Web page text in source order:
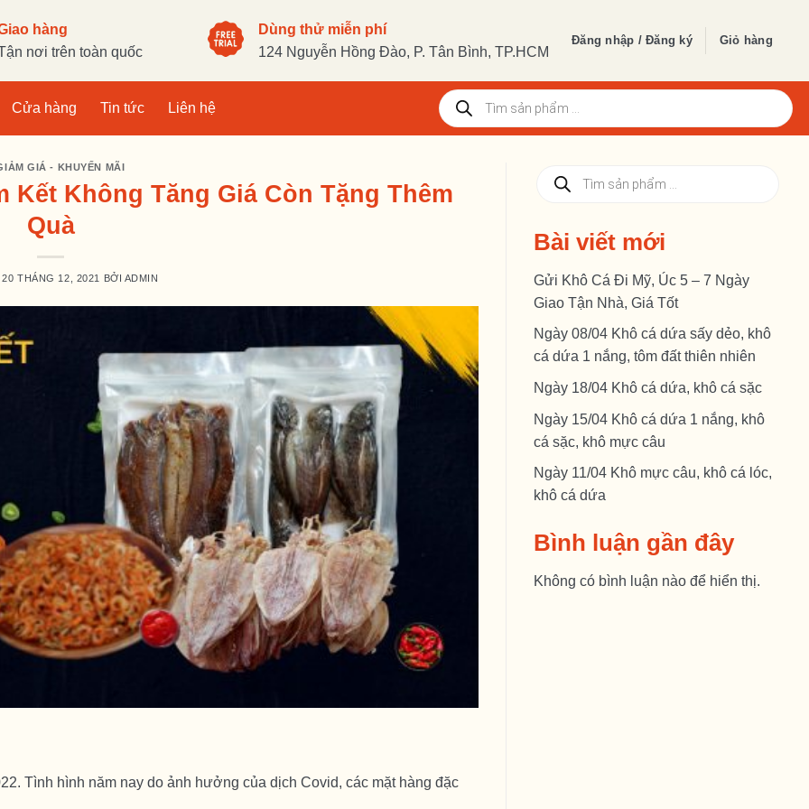
hàng
nơi trên toàn quốc
Dùng thử miễn phí
124 Nguyễn Hồng Đào, P. Tân Bình, TP.HCM
Đăng nhập / Đăng ký Giỏ hàng
Cửa hàng Tin tức Liên hệ
Tìm
kiếm
sản
phẩm
GIÁ - KHUYẾN MÃI
Kết Không Tăng Giá Còn Tặng Thêm
Quà
20 THÁNG 12, 2021 BỞI ADMIN
Tình hình năm nay do ảnh hưởng của dịch Covid, các mặt hàng đặc
kiếm
Bài viết mới
Gửi Khô Cá Đi Mỹ, Úc 5 – 7 Ngày
Giao Tận Nhà, Giá Tốt
Ngày 08/04 Khô cá dứa sấy dẻo, khô
cá dứa 1 nắng, tôm đất thiên nhiên
Ngày 18/04 Khô cá dứa, khô cá sặc
Ngày 15/04 Khô cá dứa 1 nắng, khô
cá sặc, khô mực câu
Ngày 11/04 Khô mực câu, khô cá lóc,
khô cá dứa
Bình luận gần đây
Không có bình luận nào để hiển thị.